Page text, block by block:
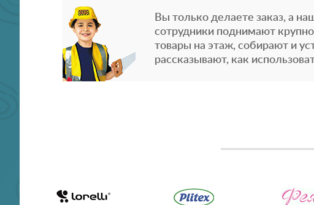
Вы только делаете заказ, а
сотрудники поднимают
товары на этаж, собирают и
рассказывают, как